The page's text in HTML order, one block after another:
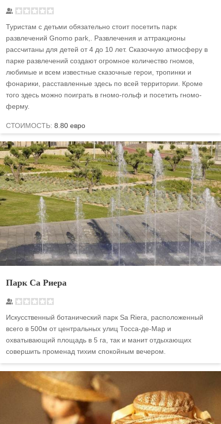
Туристам с детьми обязательно стоит посетить парк
развлечений Gnomo park,. Развлечения и аттракционы
рассчитаны для детей от 4 до 10 лет. Сказочную атмосферу в
парке развлечений создают огромное количество гномов,
любимые и всем известные сказочные герои, тропинки и
фонарики, расставленные здесь по всей территории. Кроме
того здесь можно поиграть в гномо-гольф и посетить гномо-
ферму.
СТОИМОСТЬ: 8.80 евро
Парк Са Риера
Искусственный ботанический парк Sa Riera, расположенный
всего в 500м от центральных улиц Тосса-де-Мар и
охватывающий площадь в 5 га, так и манит отдыхающих
совершить променад тихим спокойным вечером.